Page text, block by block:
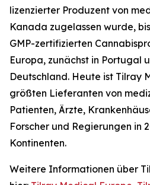
lizenzierter Produzent von
Kanada zugelassen wurde,
GMP-zertifizierten
Europa, zunächst in Portugal
Deutschland. Heute ist Tilray
größten Lieferanten von
Patienten, Ärzte,
Forscher und Regierungen in
Kontinenten.
Weitere Informationen über